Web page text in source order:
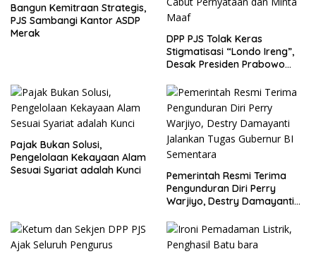
Bangun Kemitraan Strategis,
PJS Sambangi Kantor ASDP
Merak
DPP PJS Tolak Keras
Stigmatisasi “Londo Ireng”,
Desak Presiden Prabowo
Maaf
Pajak Bukan Solusi,
Pengelolaan Kekayaan Alam
Sesuai Syariat adalah Kunci
Pemerintah Resmi Terima
Pengunduran Diri Perry
Warjiyo, Destry Damayanti
Sementara